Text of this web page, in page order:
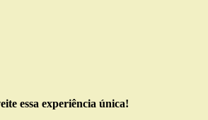
essa experiência única!